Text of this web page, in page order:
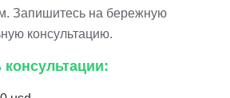
Запишитесь на бережную
консультацию.